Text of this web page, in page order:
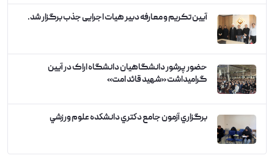
آیین تکریم و معارفه دبیر هیات اجرایی جذب برگزار شد.
حضور پرشور دانشگاهیان دانشگاه اراک در آیین
گرامیداشت «شهید قائد امت»
برگزاري آزمون جامع دكتري دانشكده علوم ورزشي